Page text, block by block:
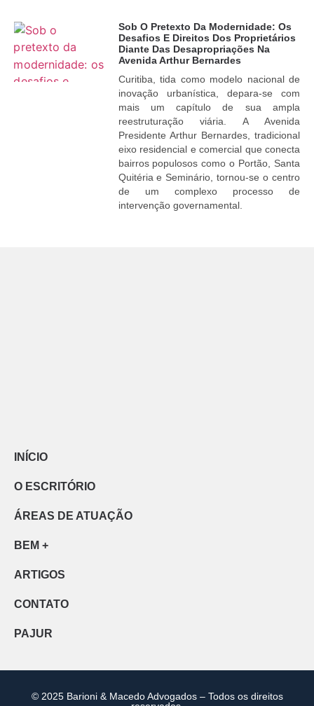
Sob O Pretexto Da Modernidade: Os
Desafios E Direitos Dos Proprietários
Diante Das Desapropriações Na
Avenida Arthur Bernardes
Curitiba, tida como modelo nacional de
inovação urbanística, depara-se com
mais um capítulo de sua ampla
reestruturação viária. A Avenida
Presidente Arthur Bernardes, tradicional
eixo residencial e comercial que conecta
bairros populosos como o Portão, Santa
Quitéria e Seminário, tornou-se o centro
de um complexo processo de
intervenção governamental.
INÍCIO
O ESCRITÓRIO
ÁREAS DE ATUAÇÃO
BEM +
ARTIGOS
CONTATO
PAJUR
© 2025 Barioni & Macedo Advogados – Todos os direitos